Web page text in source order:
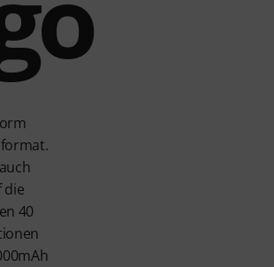
die
40